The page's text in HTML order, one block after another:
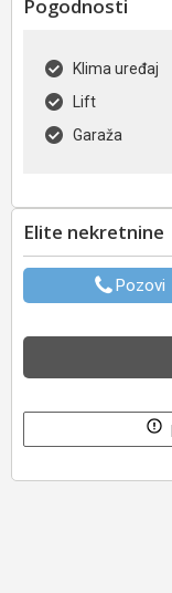
Pogodnosti
Klima uređaj
Lift
Garaža
Elite nekretnine
Pozovi